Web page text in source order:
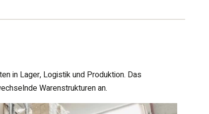
in Lager, Logistik und Produktion. Das
Warenstrukturen an.